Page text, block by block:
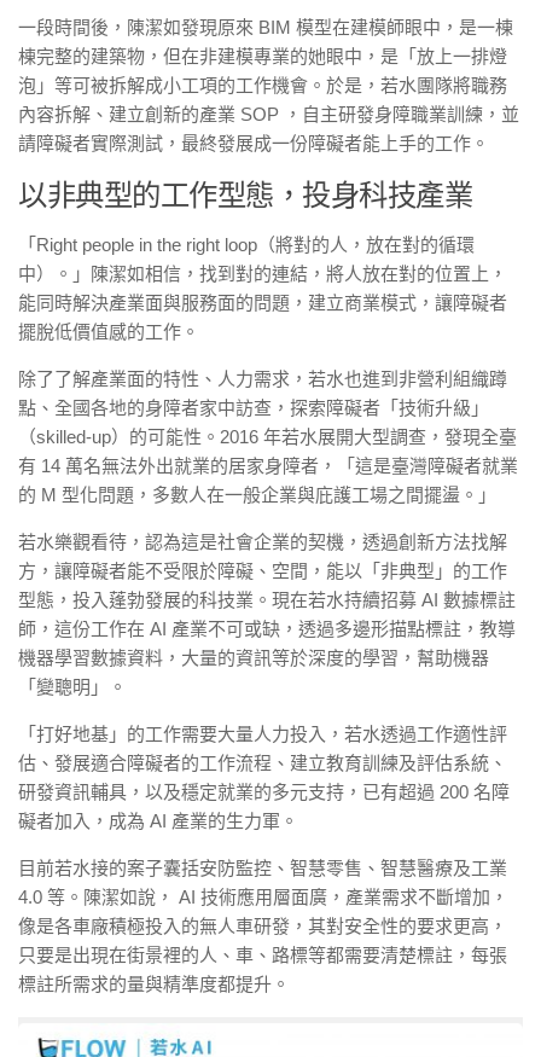
一段時間後，陳潔如發現原來 BIM 模型在建模師眼中，是一棟
棟完整的建築物，但在非建模專業的她眼中，是「放上一排燈
泡」等可被拆解成小工項的工作機會。於是，若水團隊將職務
內容拆解、建立創新的產業 SOP ，自主研發身障職業訓練，並
請障礙者實際測試，最終發展成一份障礙者能上手的工作。
以非典型的工作型態，投身科技產業
「Right people in the right loop（將對的人，放在對的循環
中）。」陳潔如相信，找到對的連結，將人放在對的位置上，
能同時解決產業面與服務面的問題，建立商業模式，讓障礙者
擺脫低價值感的工作。
除了了解產業面的特性、人力需求，若水也進到非營利組織蹲
點、全國各地的身障者家中訪查，探索障礙者「技術升級」
（skilled-up）的可能性。2016 年若水展開大型調查，發現全臺
有 14 萬名無法外出就業的居家身障者，「這是臺灣障礙者就業
的 M 型化問題，多數人在一般企業與庇護工場之間擺盪。」
若水樂觀看待，認為這是社會企業的契機，透過創新方法找解
方，讓障礙者能不受限於障礙、空間，能以「非典型」的工作
型態，投入蓬勃發展的科技業。現在若水持續招募 AI 數據標註
師，這份工作在 AI 產業不可或缺，透過多邊形描點標註，教導
機器學習數據資料，大量的資訊等於深度的學習，幫助機器
「變聰明」。
「打好地基」的工作需要大量人力投入，若水透過工作適性評
估、發展適合障礙者的工作流程、建立教育訓練及評估系統、
研發資訊輔具，以及穩定就業的多元支持，已有超過 200 名障
礙者加入，成為 AI 產業的生力軍。
目前若水接的案子囊括安防監控、智慧零售、智慧醫療及工業
4.0 等。陳潔如說， AI 技術應用層面廣，產業需求不斷增加，
像是各車廠積極投入的無人車研發，其對安全性的要求更高，
只要是出現在街景裡的人、車、路標等都需要清楚標註，每張
標註所需求的量與精準度都提升。